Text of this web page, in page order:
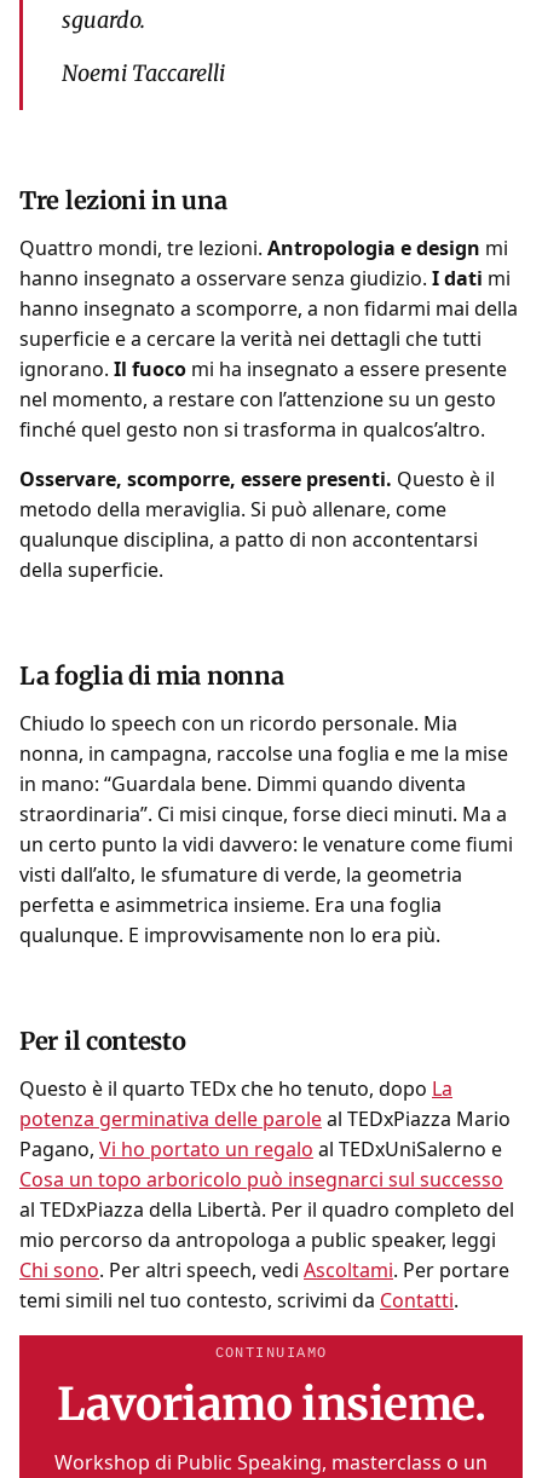
sguardo.
Noemi Taccarelli
Tre lezioni in una
Quattro mondi, tre lezioni. Antropologia e design mi
hanno insegnato a osservare senza giudizio. I dati mi
hanno insegnato a scomporre, a non fidarmi mai della
superficie e a cercare la verità nei dettagli che tutti
ignorano. Il fuoco mi ha insegnato a essere presente
nel momento, a restare con l’attenzione su un gesto
finché quel gesto non si trasforma in qualcos’altro.
Osservare, scomporre, essere presenti. Questo è il
metodo della meraviglia. Si può allenare, come
qualunque disciplina, a patto di non accontentarsi
della superficie.
La foglia di mia nonna
Chiudo lo speech con un ricordo personale. Mia
nonna, in campagna, raccolse una foglia e me la mise
in mano: “Guardala bene. Dimmi quando diventa
straordinaria”. Ci misi cinque, forse dieci minuti. Ma a
un certo punto la vidi davvero: le venature come fiumi
visti dall’alto, le sfumature di verde, la geometria
perfetta e asimmetrica insieme. Era una foglia
qualunque. E improvvisamente non lo era più.
Per il contesto
Questo è il quarto TEDx che ho tenuto, dopo La
potenza germinativa delle paroleal TEDxPiazza Mario
Pagano, Vi ho portato un regalo al TEDxUniSalerno e
Cosa un topo arboricolo può insegnarci sul successo
al TEDxPiazza della Libertà. Per il quadro completo del
mio percorso da antropologa a public speaker, leggi
Chi sono. Per altri speech, vedi Ascoltami. Per portare
temi simili nel tuo contesto, scrivimi da Contatti.
CONTINUIAMO
Lavoriamo insieme.
Workshop di Public Speaking, masterclass o un